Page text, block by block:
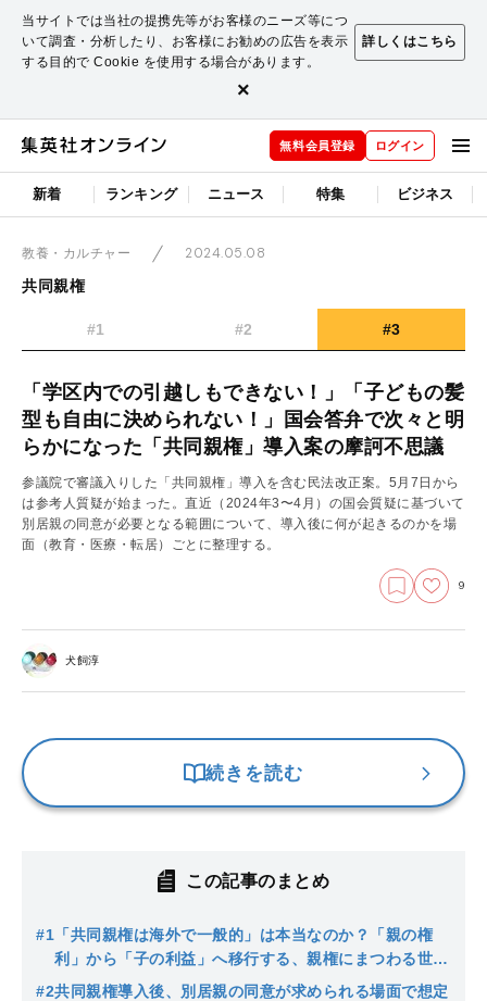
当サイトでは当社の提携先等がお客様のニーズ等につ
いて調査・分析したり、お客様にお勧めの広告を表示
する目的で Cookie を使用する場合があります。
詳しくはこちら
×
無料会員登録 ログイン
新着 ランキング ニュース 特集 ビジネス
教養・カルチャー
2024.05.08
共同親権
#1 #2 #3
「学区内での引越しもできない！」「子どもの髪
型も自由に決められない！」国会答弁で次々と明
らかになった「共同親権」導入案の摩訶不思議
参議院で審議入りした「共同親権」導入を含む民法改正案。5月7日から
は参考人質疑が始まった。直近（2024年3〜4月）の国会質疑に基づいて
別居親の同意が必要となる範囲について、導入後に何が起きるのかを場
面（教育・医療・転居）ごとに整理する。
9
犬飼淳
続きを読む
この記事のまとめ
#1 「共同親権は海外で一般的」は本当なのか？「親の権
利」から「子の利益」へ移行する、親権にまつわる世界
の潮流
#2共同親権導入後、別居親の同意が求められる場面で想定